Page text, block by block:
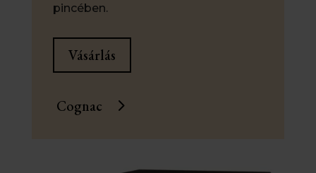
pincében.
Vásárlás
Cognac